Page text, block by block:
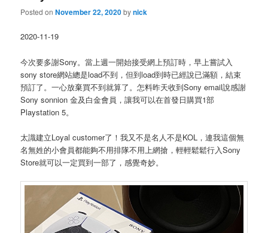
Posted onNovember 22, 2020bynick
2020-11-19
今次要多謝Sony。當上週一開始接受網上預訂時，早上嘗試入
sony store網站總是load不到，但到load到時已經說已滿額，結束
預訂了。一心放棄買不到就算了。怎料昨天收到Sony email說感謝
Sony sonnion 金及白金會員，讓我可以在首發日購買1部
Playstation 5。
太識建立Loyal customer了！我又不是名人不是KOL，連我這個無
名無姓的小會員都能夠不用排隊不用上網搶，輕輕鬆鬆行入Sony
Store就可以一定買到一部了，感覺奇妙。